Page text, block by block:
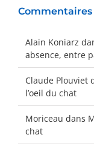
Alain Koniarz
absence, entre
Claude Plouviet
l’oeil du chat
Moriceau dans
chat